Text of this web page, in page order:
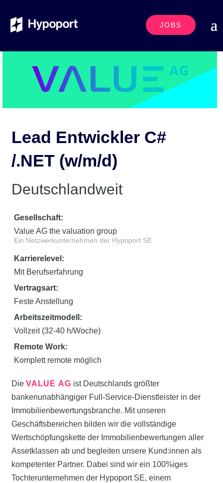
JOBS
Lead Entwickler C#
/.NET (w/m/d)
Deutschlandweit
Die VALUE AG ist Deutschlands größter
bankenunabhängiger Full-Service-Dienstleister in der
Immobilienbewertungsbranche. Mit unseren
Geschäftsbereichen bilden wir die vollständige
Wertschöpfungskette der Immobilienbewertungen aller
Assetklassen ab und begleiten unsere Kund:innen als
kompetenter Partner. Dabei sind wir ein 100%iges
Tochterunternehmen der Hypoport SE, einem
Gesellschaft:
Value AG the valuation group
Ein Netzwerkunternehmen der Hypoport SE
Karrierelevel:
Mit Berufserfahrung
Vertragsart:
Feste Anstellung
Arbeitszeitmodell:
Vollzeit (32-40 h/Woche)
Remote Work:
Komplett remote möglich